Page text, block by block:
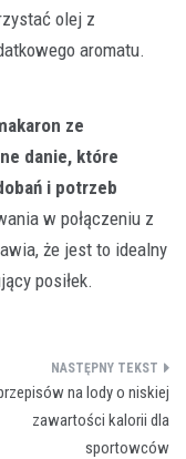
olej z
aromatu.
ze
danie, które
i potrzeb
w połączeniu z
że jest to idealny
posiłek.
na lody o niskiej
zawartości kalorii dla
sportowców